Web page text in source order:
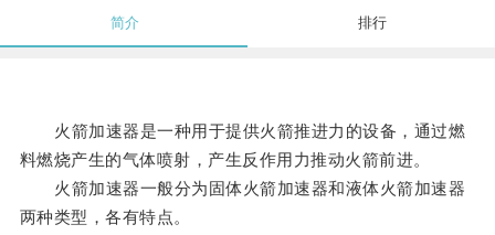
简介 排行
火箭加速器是一种用于提供火箭推进力的设备，通过燃
料燃烧产生的气体喷射，产生反作用力推动火箭前进。
火箭加速器一般分为固体火箭加速器和液体火箭加速器
两种类型，各有特点。